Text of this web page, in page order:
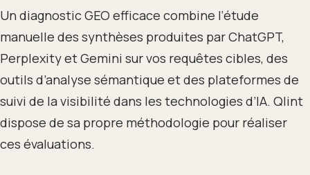
Un diagnostic GEO efficace combine l’étude
manuelle des synthèses produites par ChatGPT,
Perplexity et Gemini sur vos requêtes cibles, des
outils d’analyse sémantique et des plateformes de
suivi de la visibilité dans les technologies d’IA. Qlint
dispose de sa propre méthodologie pour réaliser
ces évaluations.